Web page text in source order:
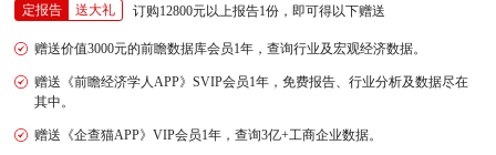
定报告 送大礼 订购12800元以上报告1份，即可得以下赠送
赠送价值3000元的前瞻数据库会员1年，查询行业及宏观经济数据。
赠送《前瞻经济学人APP》SVIP会员1年，免费报告、行业分析及数据尽在
其中。
赠送《企查猫APP》VIP会员1年，查询3亿+工商企业数据。